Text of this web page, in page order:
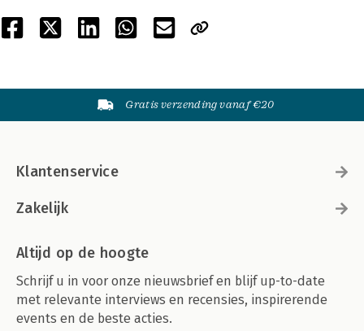
Gratis verzending vanaf €20
Klantenservice
Zakelijk
Altijd op de hoogte
Schrijf u in voor onze nieuwsbrief en blijf up-to-date
met relevante interviews en recensies, inspirerende
events en de beste acties.